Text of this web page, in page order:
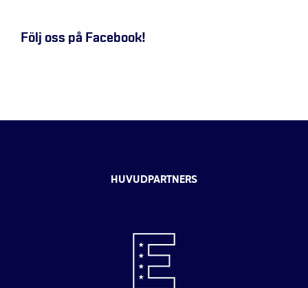
Följ oss på Facebook!
HUVUDPARTNERS